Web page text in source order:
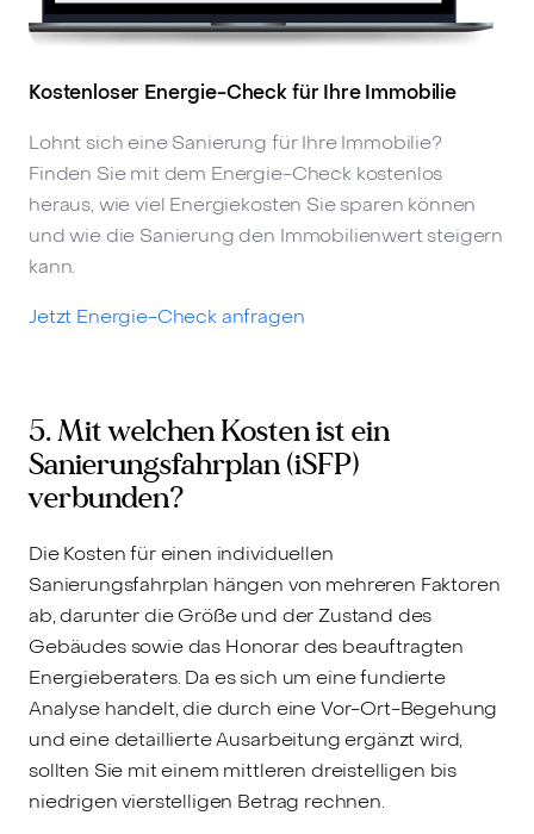
Kostenloser Energie-Check für Ihre Immobilie
Lohnt sich eine Sanierung für Ihre Immobilie?
Finden Sie mit dem Energie-Check kostenlos
heraus, wie viel Energiekosten Sie sparen können
und wie die Sanierung den Immobilienwert steigern
kann.
Jetzt Energie-Check anfragen
5. Mit welchen Kosten ist ein
Sanierungsfahrplan (iSFP)
verbunden?
Die Kosten für einen individuellen
Sanierungsfahrplan hängen von mehreren Faktoren
ab, darunter die Größe und der Zustand des
Gebäudes sowie das Honorar des beauftragten
Energieberaters. Da es sich um eine fundierte
Analyse handelt, die durch eine Vor-Ort-Begehung
und eine detaillierte Ausarbeitung ergänzt wird,
sollten Sie mit einem mittleren dreistelligen bis
niedrigen vierstelligen Betrag rechnen.